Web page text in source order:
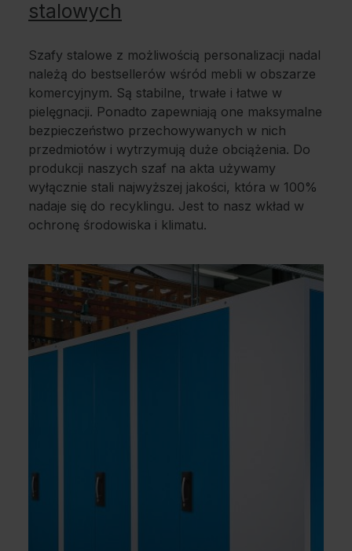
stalowych
Szafy stalowe z możliwością personalizacji nadal
należą do bestsellerów wśród mebli w obszarze
komercyjnym. Są stabilne, trwałe i łatwe w
pielęgnacji. Ponadto zapewniają one maksymalne
bezpieczeństwo przechowywanych w nich
przedmiotów i wytrzymują duże obciążenia. Do
produkcji naszych szaf na akta używamy
wyłącznie stali najwyższej jakości, która w 100%
nadaje się do recyklingu. Jest to nasz wkład w
ochronę środowiska i klimatu.